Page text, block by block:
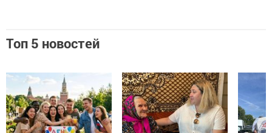
Топ 5 новостей